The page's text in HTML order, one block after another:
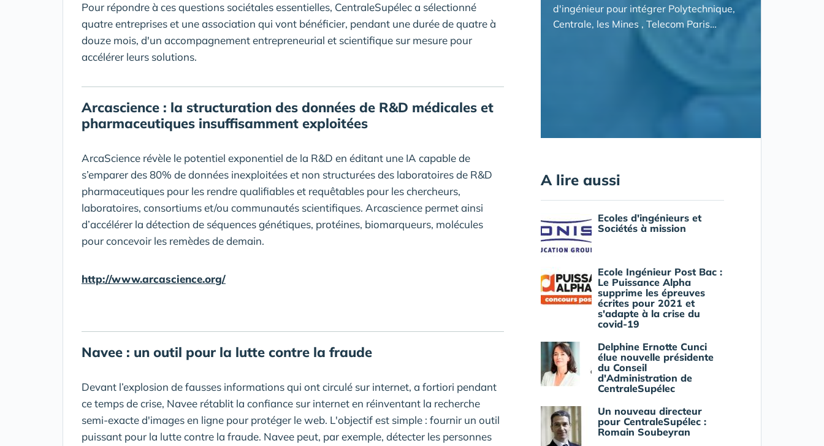
Pour répondre à ces questions sociétales essentielles, CentraleSupélec a sélectionné
quatre entreprises et une association qui vont bénéficier, pendant une durée de quatre à
douze mois, d'un accompagnement entrepreneurial et scientifique sur mesure pour
accélérer leurs solutions.
Arcascience : la structuration des données de R&D médicales et
pharmaceutiques insuffisamment exploitées
ArcaScience révèle le potentiel exponentiel de la R&D en éditant une IA capable de
s’emparer des 80% de données inexploitées et non structurées des laboratoires de R&D
pharmaceutiques pour les rendre qualifiables et requêtables pour les chercheurs,
laboratoires, consortiums et/ou communautés scientifiques. Arcascience permet ainsi
d’accélérer la détection de séquences génétiques, protéines, biomarqueurs, molécules
pour concevoir les remèdes de demain.
http://www.arcascience.org/
Navee : un outil pour la lutte contre la fraude
Devant l’explosion de fausses informations qui ont circulé sur internet, a fortiori pendant
ce temps de crise, Navee rétablit la confiance sur internet en réinventant la recherche
semi-exacte d'images en ligne pour protéger le web. L'objectif est simple : fournir un outil
puissant pour la lutte contre la fraude. Navee peut, par exemple, détecter les personnes
d'ingénieur pour intégrer Polytechnique,
Centrale, les Mines , Telecom Paris…
A lire aussi
Ecoles d'ingénieurs et
Sociétés à mission
Ecole Ingénieur Post Bac :
Le Puissance Alpha
supprime les épreuves
écrites pour 2021 et
s'adapte à la crise du
covid-19
Delphine Ernotte Cunci
élue nouvelle présidente
du Conseil
d'Administration de
CentraleSupélec
Un nouveau directeur
pour CentraleSupélec :
Romain Soubeyran